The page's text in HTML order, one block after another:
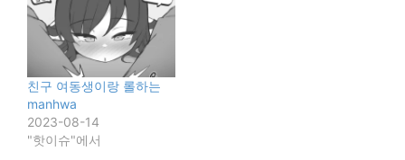
친구 여동생이랑 롤하는
manhwa
2023-08-14
"핫이슈"에서